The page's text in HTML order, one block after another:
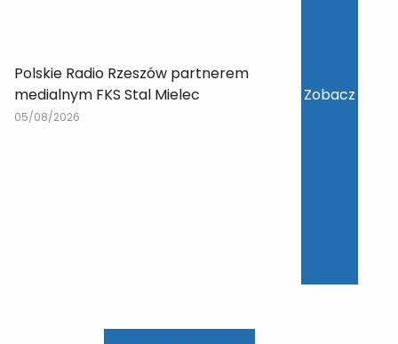
Polskie Radio Rzeszów partnerem
medialnym FKS Stal Mielec
05/08/2026
Zobacz